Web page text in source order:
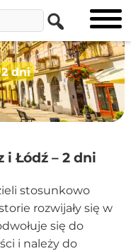
dni
i Łódź – 2 dni
stosunkowo
rozwijały się w
się do
i należy do